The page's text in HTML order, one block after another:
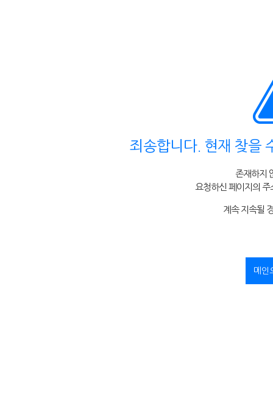
죄송합니다. 현재 찾을
존재하지
요청하신 페이지의 주
계속 지속될
메인